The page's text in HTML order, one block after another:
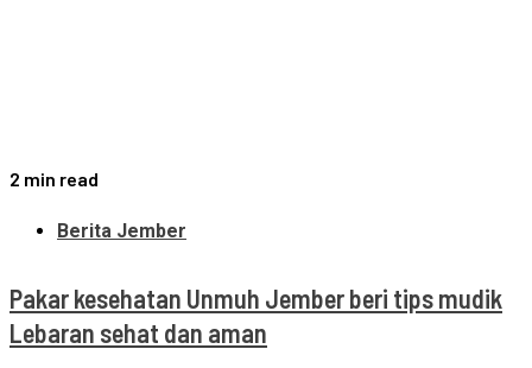
2 min read
Berita Jember
Pakar kesehatan Unmuh Jember beri tips mudik
Lebaran sehat dan aman